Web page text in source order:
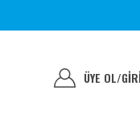
ÜYE OL/